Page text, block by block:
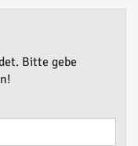
Bitte gebe